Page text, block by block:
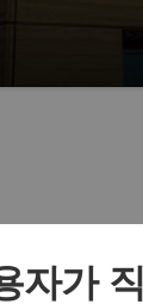
/건설
자가